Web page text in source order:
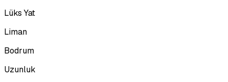
Lüks Yat
Liman
Bodrum
Uzunluk